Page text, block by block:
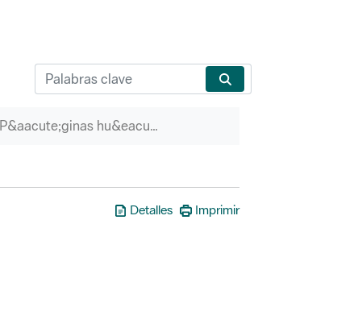
P&aacute;ginas hu&eacute;rfanas
Detalles Imprimir